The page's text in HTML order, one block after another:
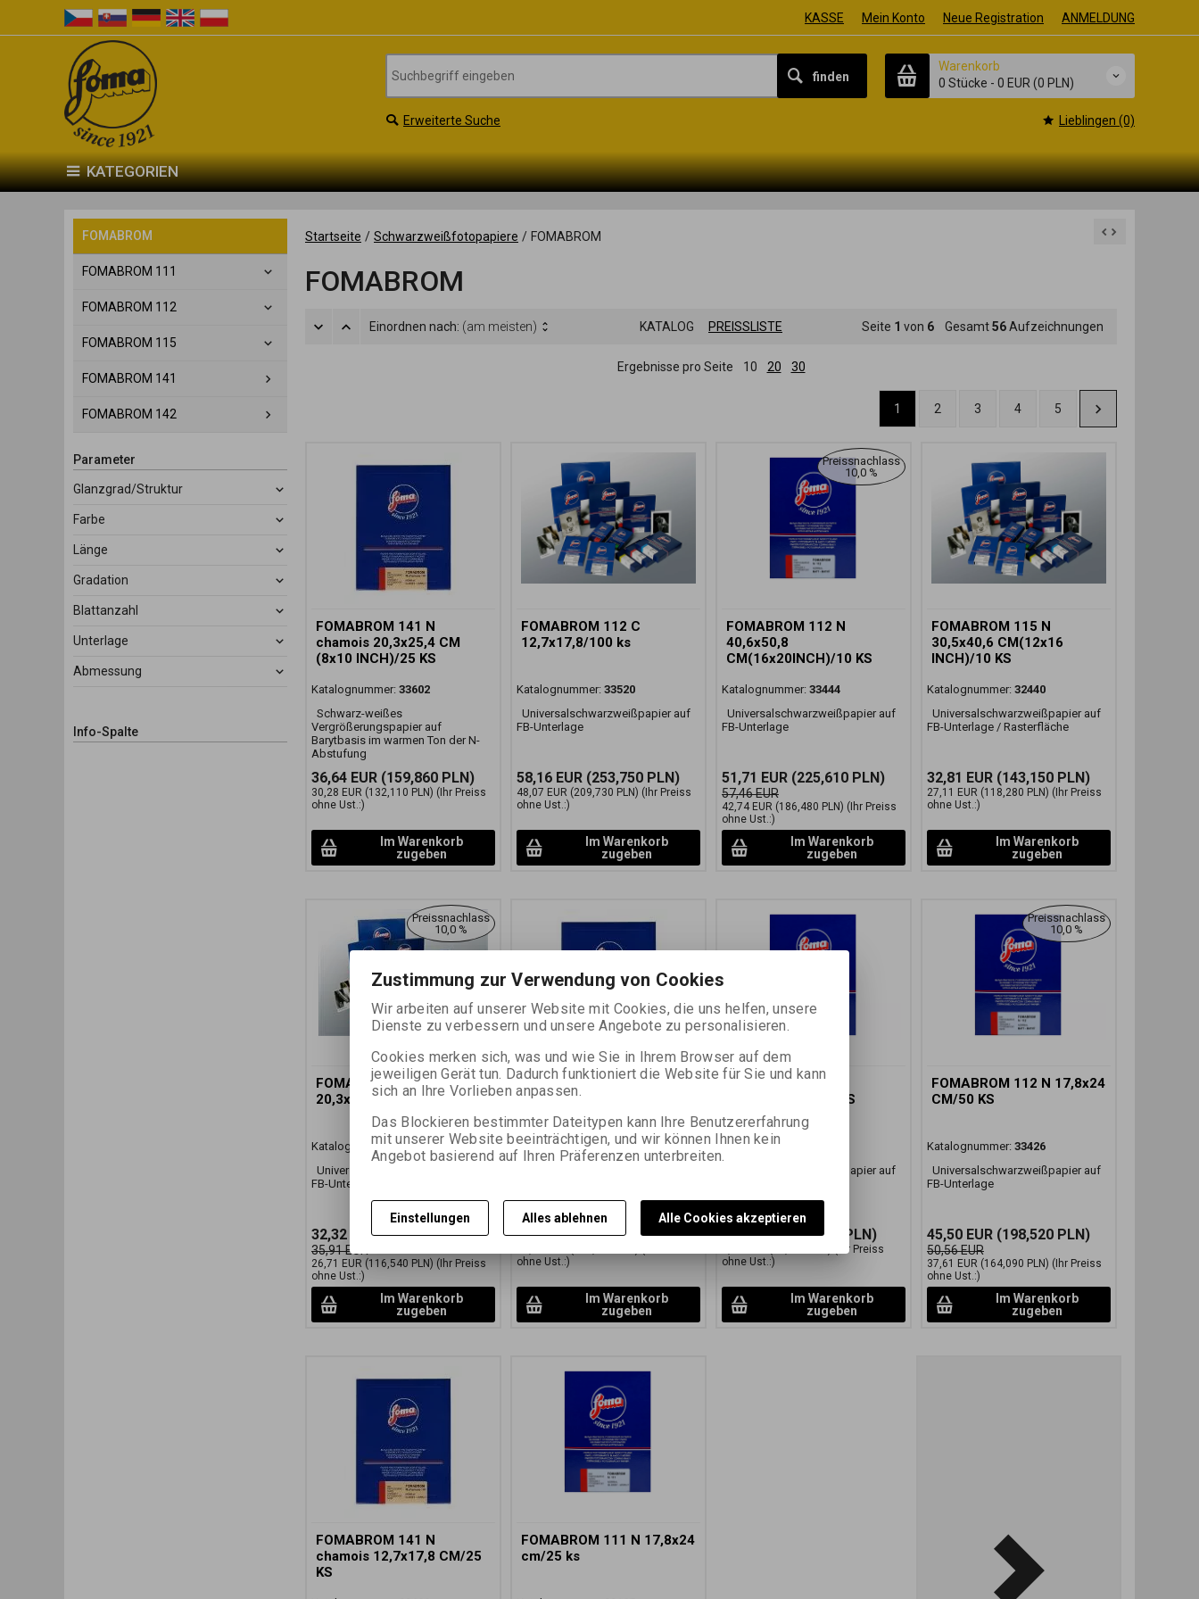
KASSE Mein Konto Neue Registration ANMELDUNG
finden
Warenkorb
0 Stücke - 0 EUR (0 PLN)
Erweiterte Suche Lieblingen (0)
KATEGORIEN
FOMABROM
FOMABROM 111
FOMABROM 112
FOMABROM 115
FOMABROM 141
FOMABROM 142
Parameter
Glanzgrad/Struktur
Farbe
Länge
Gradation
Blattanzahl
Unterlage
Abmessung
Info-Spalte
Startseite / Schwarzweißfotopapiere / FOMABROM
FOMABROM
Einordnen nach: (am meisten) KATALOG PREISSLISTE Seite 1 von 6 Gesamt56Aufzeichnungen
Ergebnisse pro Seite 10 20 30
1 2 3 4 5
FOMABROM 141 N
chamois 20,3x25,4 CM
(8x10 INCH)/25 KS
Katalognummer: 33602
Schwarz-weißes
Vergrößerungspapier auf
Barytbasis im warmen Ton der N-
Abstufung
36,64 EUR (159,860 PLN)
30,28 EUR (132,110 PLN) (Ihr Preiss
ohne Ust.:)
Im Warenkorb
zugeben
FOMABROM 112 C
12,7x17,8/100 ks
Katalognummer: 33520
Universalschwarzweißpapier auf
FB-Unterlage
58,16 EUR (253,750 PLN)
48,07 EUR (209,730 PLN) (Ihr Preiss
ohne Ust.:)
Im Warenkorb
zugeben
Preissnachlass
10,0 %
FOMABROM 112 N
40,6x50,8
CM(16x20INCH)/10 KS
Katalognummer: 33444
Universalschwarzweißpapier auf
FB-Unterlage
51,71 EUR (225,610 PLN)
57,46 EUR
42,74 EUR (186,480 PLN) (Ihr Preiss
ohne Ust.:)
Im Warenkorb
zugeben
FOMABROM 115 N
30,5x40,6 CM(12x16
INCH)/10 KS
Katalognummer: 32440
Universalschwarzweißpapier auf
FB-Unterlage / Rasterfläche
32,81 EUR (143,150 PLN)
27,11 EUR (118,280 PLN) (Ihr Preiss
ohne Ust.:)
Im Warenkorb
zugeben
Preissnachlass
10,0 %
FOMABROM 112 C
20,3x25,4 CM/25 KS
Katalognummer:00138
Universalschwarzweißpapier auf
FB-Unterlage
32,32 EUR(141,010 PLN)
35,91 EUR
26,71 EUR (116,540 PLN) (Ihr Preiss
ohne Ust.:)
Im Warenkorb
zugeben
FOMABROM 141 N
chamois 50,8x61 CM/10 KS
Katalognummer: 33606
Abstufung
80,40 EUR(350,790 PLN)
ohne Ust.:)
Im Warenkorb
zugeben
FOMABROM 112 N
10,5x14,8 CM/25 KS
Katalognummer:
Universalschwarzweißpapier auf
11,18 EUR(48,780 PLN)
(Ihr Preiss
ohne Ust.:)
Im Warenkorb
zugeben
Preissnachlass
10,0 %
FOMABROM 112 N 17,8x24
CM/50 KS
Katalognummer: 33426
Universalschwarzweißpapier auf
FB-Unterlage
45,50 EUR (198,520 PLN)
50,56 EUR
37,61 EUR (164,090 PLN) (Ihr Preiss
ohne Ust.:)
Im Warenkorb
zugeben
FOMABROM 141 N
chamois 12,7x17,8 CM/25
KS
FOMABROM 111 N 17,8x24
cm/25 ks
Zustimmung zur Verwendung von Cookies
Wir arbeiten auf unserer Website mit Cookies, die uns helfen, unsere
Dienste zu verbessern und unsere Angebote zu personalisieren.
Cookies merken sich, was und wie Sie in Ihrem Browser auf dem
jeweiligen Gerät tun. Dadurch funktioniert die Website für Sie und kann
sich an Ihre Vorlieben anpassen.
Das Blockieren bestimmter Dateitypen kann Ihre Benutzererfahrung
mit unserer Website beeinträchtigen, und wir können Ihnen kein
Angebot basierend auf Ihren Präferenzen unterbreiten.
Einstellungen Alles ablehnen Alle Cookies akzeptieren